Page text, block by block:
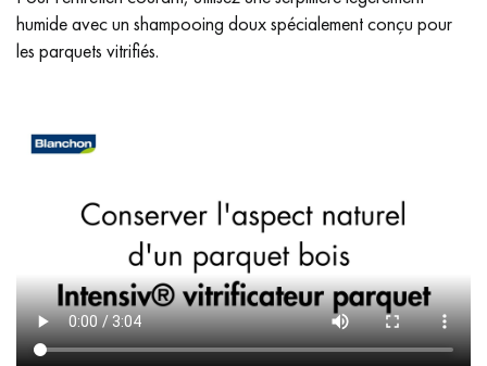
humide avec un shampooing doux spécialement conçu pour
les parquets vitrifiés.